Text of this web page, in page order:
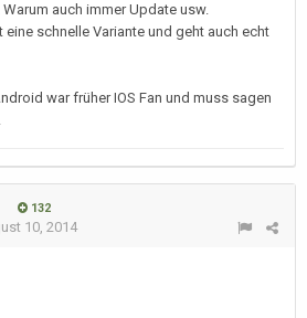
auch immer Update usw.
eine schnelle Variante und geht auch echt
war früher IOS Fan und muss sagen
132
10, 2014